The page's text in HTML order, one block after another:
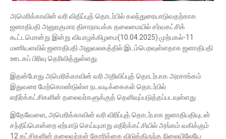
அமெரிக்காவின் வரி விதிப்புத் தொடர்பில் கலந்துரையாடுவதற்காக
ஜனாதிபதி அனுரகுமார திசாநாயக்க தலைமையில் சர்வகட்சிக்
கூட்டமொன்று இன்று வியாழக்கிழமை(10.04.2025) முற்பகல்-11
மணியளவில் ஜனாதிபதி அலுவலகத்தில் இடம்பெறவுள்ளதாக ஜனாதிபதி
ஊடகப் பிரிவு தெரிவித்துள்ளது.
இதன்போது அமெரிக்காவின் வரி அறிவிப்புத் தொடர்பாக அரசாங்கம்
இதுவரை மேற்கொண்டுள்ள நடவடிக்கைகள் தொடர்பில்
எதிர்க்கட்சிகளின் தலைவர்களுக்குத் தெளிவுப்படுத்தப்படவுள்ளது.
இதேவேளை, அமெரிக்காவின் வரி விரிப்புத் தொடர்பாக ஜனாதிபதியுடன்
சந்திப்பொன்றை ஏற்பாடு செய்யுமாறு எதிர்க்கட்சியில் அங்கம் வகிக்கும்
12 கட்சிகளின் தலைவர்கள் கோரிக்கை விடுத்திருந்த நிலையிலேயே